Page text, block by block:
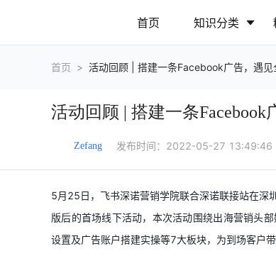
首页 知识分类
营销推广 网站
首页 > 活动回顾 | 搭建一条Facebook广告，遇见
活动回顾 | 搭建一条
Zefang 发布时间： 2022-05-27 13:49:46
5月25日，飞书深诺营销学院联合深诺联接站在深
版后的首场线下活动，本次活动围绕出海营销头
设置及广告账户搭建实操等7大板块，为到场客户